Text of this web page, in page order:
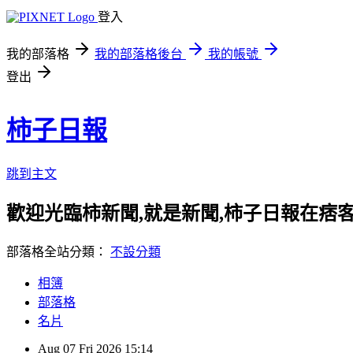
登入
我的部落格 我的部落格後台
我的帳號
登出
柿子日報
跳到主文
歡迎光臨柿新聞,就是新聞,柿子日報在痞
部落格全站分類： 不設分類
相簿
部落格
名片
Aug 07 Fri 2026 15:14